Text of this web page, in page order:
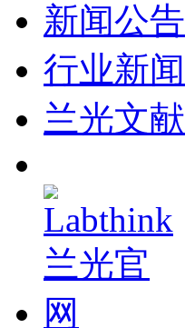
新闻公告
行业新闻
兰光文献